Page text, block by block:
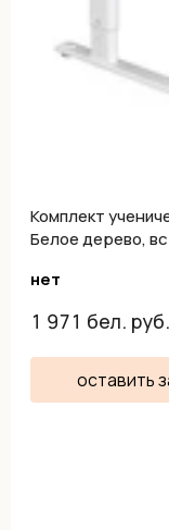
Комплект
Белое дерево,
нет
1 971 бел. руб.
оставить